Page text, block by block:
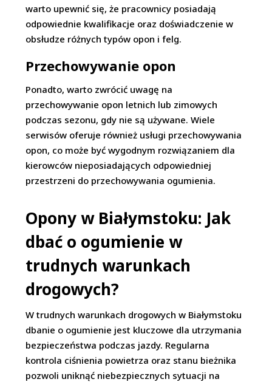
warto upewnić się, że pracownicy posiadają
odpowiednie kwalifikacje oraz doświadczenie w
obsłudze różnych typów opon i felg.
Przechowywanie opon
Ponadto, warto zwrócić uwagę na
przechowywanie opon letnich lub zimowych
podczas sezonu, gdy nie są używane. Wiele
serwisów oferuje również usługi przechowywania
opon, co może być wygodnym rozwiązaniem dla
kierowców nieposiadających odpowiedniej
przestrzeni do przechowywania ogumienia.
Opony w Białymstoku: Jak
dbać o ogumienie w
trudnych warunkach
drogowych?
W trudnych warunkach drogowych w Białymstoku
dbanie o ogumienie jest kluczowe dla utrzymania
bezpieczeństwa podczas jazdy. Regularna
kontrola ciśnienia powietrza oraz stanu bieżnika
pozwoli uniknąć niebezpiecznych sytuacji na